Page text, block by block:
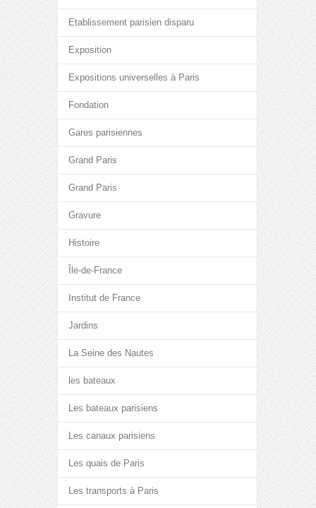
Etablissement parisien disparu
Exposition
Expositions universelles à Paris
Fondation
Gares parisiennes
Grand Paris
Grand Paris
Gravure
Histoire
Île-de-France
Institut de France
Jardins
La Seine des Nautes
les bateaux
Les bateaux parisiens
Les canaux parisiens
Les quais de Paris
Les transports à Paris